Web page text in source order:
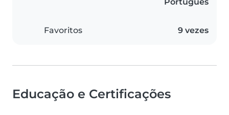
Favoritos 9 vezes
Educação e Certificações